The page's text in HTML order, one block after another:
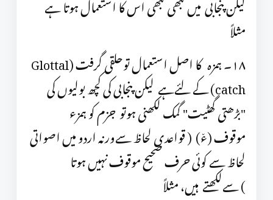
مثلاً
١٨۔ ہمزہ کا اصل استعمال توحلقی گرفت (Glottal
catch) کے لئےہے لیکن پنجابی کی کچھ بولیوں کی
"بڑھتی گھٹیت" گمک لکھنی ہوتو جزم کو ہمزء
موقوف (ء٘) ( قواعدی لحاظ سےورنہ اردو میں اصواتی
لحاظ سے کوئی حرف صحیح موقوف نہیں ہوتا
) سےلکھتے ہیں، مثلاً